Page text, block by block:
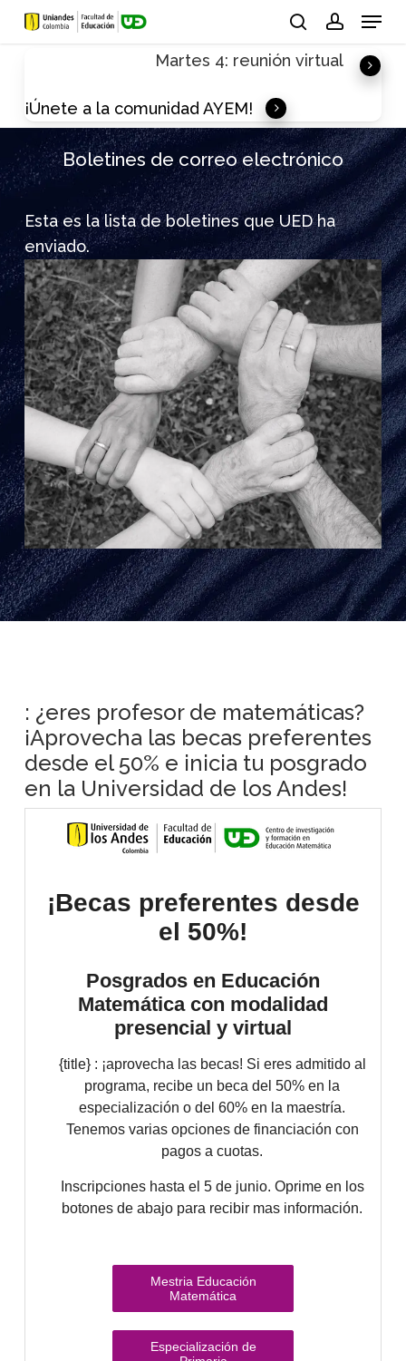
Skip
Menu
Martes 4: reunión virtual
¡Únete a la comunidad AYEM!
Boletines de correo electrónico
Esta es la lista de boletines que UED ha
enviado.
: ¿eres profesor de matemáticas?
¡Aprovecha las becas preferentes
desde el 50% e inicia tu posgrado
en la Universidad de los Andes!